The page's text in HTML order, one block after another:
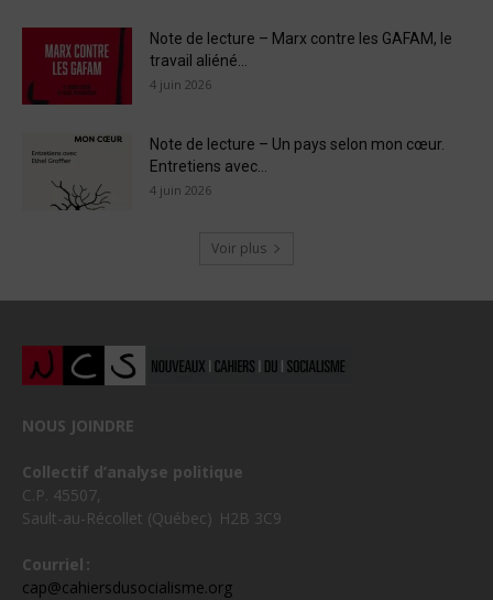
Note de lecture – Marx contre les GAFAM, le
travail aliéné...
4 juin 2026
Note de lecture – Un pays selon mon cœur.
Entretiens avec...
4 juin 2026
Voir plus
NOUS JOINDRE
Collectif d’analyse politique
C.P. 45507,
Sault-au-Récollet (Québec) H2B 3C9
Courriel :
cap@cahiersdusocialisme.org